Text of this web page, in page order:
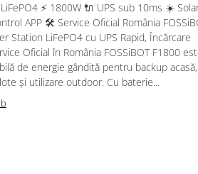
⚡ 1800W 🔌 UPS sub 10ms ☀️
APP 🛠️ Service Oficial România
Station LiFePO4 cu UPS Rapid, Încărcare
Oficial în România FOSSiBOT F1800
de energie gândită pentru backup acasă,
și utilizare outdoor. Cu baterie...